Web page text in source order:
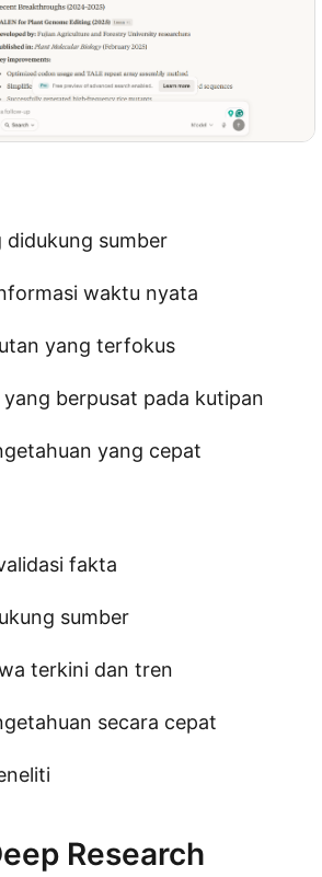
didukung sumber
waktu nyata
yang terfokus
berpusat pada kutipan
yang cepat
fakta
sumber
terkini dan tren
secara cepat
Research